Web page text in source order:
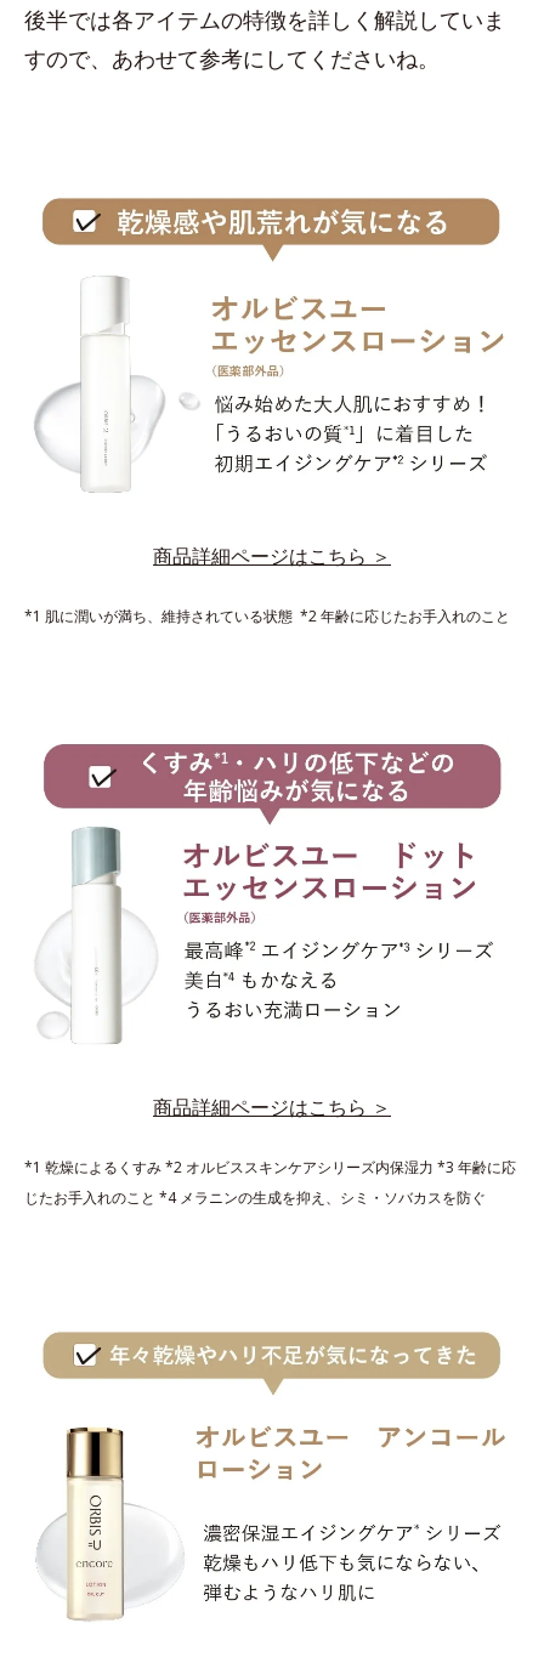
後半では各アイテムの特徴を詳しく解説していま
すので、あわせて参考にしてくださいね。
商品詳細ページはこちら ＞
*1 肌に潤いが満ち、維持されている状態 *2 年齢に応じたお手入れのこと
商品詳細ページはこちら ＞
*1 乾燥によるくすみ *2 オルビススキンケアシリーズ内保湿力 *3 年齢に応
じたお手入れのこと *4 メラニンの生成を抑え、シミ・ソバカスを防ぐ